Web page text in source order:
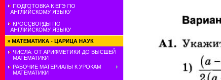
ПОДГОТОВКА К ЕГЭ ПО
АНГЛИЙСКОМУ ЯЗЫКУ
КРОССВОРДЫ ПО
АНГЛИЙСКОМУ ЯЗЫКУ
» МАТЕМАТИКА - ЦАРИЦА НАУК
ЧИСЛА: ОТ АРИФМЕТИКИ ДО ВЫСШЕЙ
МАТЕМАТИКИ
РАБОЧИЕ МАТЕРИАЛЫ К УРОКАМ
МАТЕМАТИКИ